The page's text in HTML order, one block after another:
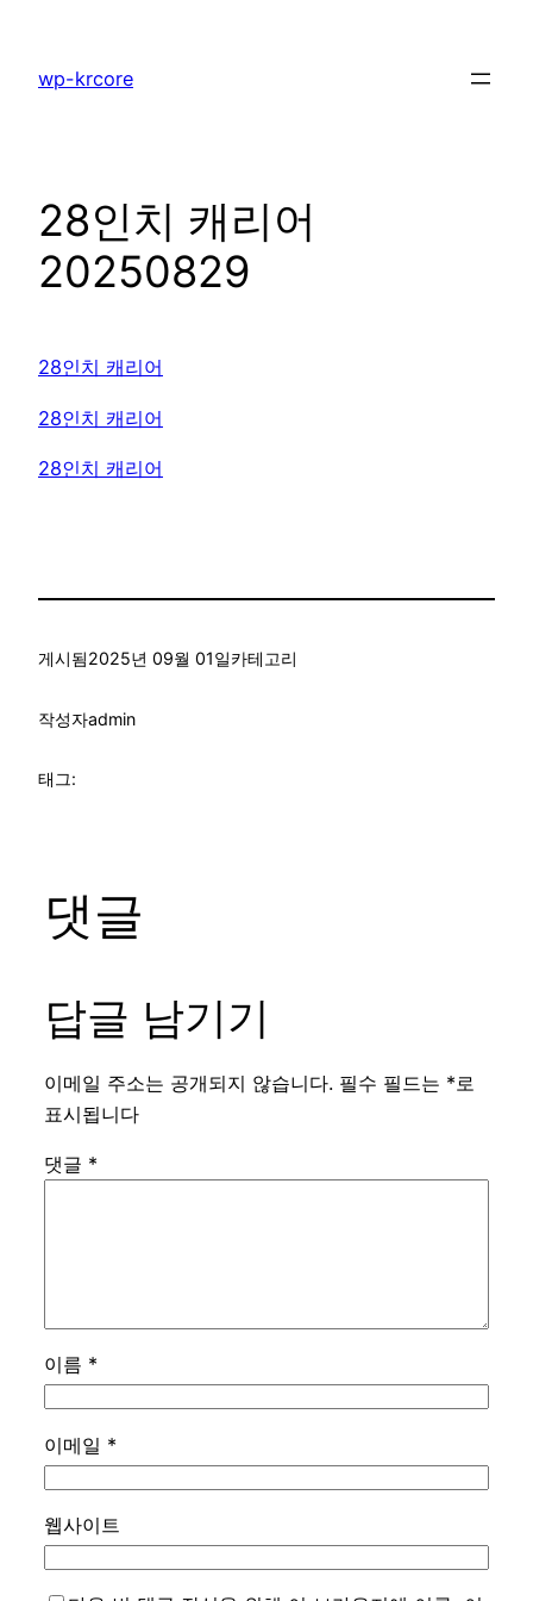
wp-krcore
28인치 캐리어
20250829
28인치 캐리어
28인치 캐리어
28인치 캐리어
게시됨2025년 09월 01일카테고리
작성자admin
태그:
댓글
답글 남기기
이메일 주소는 공개되지 않습니다. 필수 필드는 *로
표시됩니다
댓글 *
이름 *
이메일 *
웹사이트